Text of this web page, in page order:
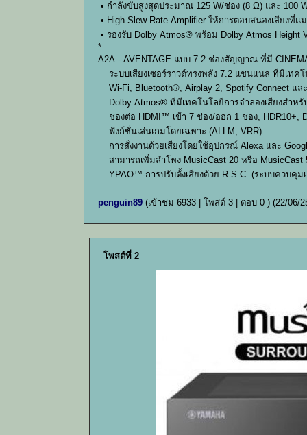
• กำลังขับสูงสุดประมาณ 125 W/ช่อง (8 Ω) และ
• High Slew Rate Amplifier ให้การตอบสนองเสียงที่
• รองรับ Dolby Atmos® พร้อม Dolby Atmos
*
A2A - AVENTAGE แบบ 7.2 ช่องสัญญาณ ที่มี
ระบบเสียงเซอร์ราวด์ทรงพลัง 7.2 แชนแนล ที่มีเทคโ
Wi-Fi, Bluetooth®, Airplay 2, Spotify Connect แล
Dolby Atmos® ที่มีเทคโนโลยีการจำลองเสียงสำหรั
ช่องต่อ HDMI™ เข้า 7 ช่อง/ออก 1 ช่อง, HDR10+,
ฟังก์ชั่นเล่นเกมโดยเฉพาะ (ALLM, VRR)
การสั่งงานด้วยเสียงโดยใช้อุปกรณ์ Alexa และ
สามารถเพิ่มลำโพง MusicCast 20 หรือ MusicCast
YPAO™-การปรับตั้งเสียงด้วย R.S.C. (ระบบควบคุม
penguin89(เข้าชม 6933 | โพสต์ 3 | ตอบ 0 ) (22/06/
โพสต์ที่ 2